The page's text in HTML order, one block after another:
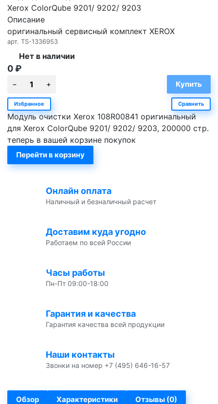
Xerox ColorQube 9201/ 9202/ 9203
Описание
оригинальный сервисный комплект XEROX
арт. TS-1336953
Нет в наличии
0₽
Избранное Сравнить
Модуль очистки Xerox 108R00841 оригинальный
для Xerox ColorQube 9201/ 9202/ 9203, 200000 стр.
теперь в вашей корзине покупок
Перейти в корзину
Онлайн оплата
Наличный и безналичный расчет
Доставим куда угодно
Работаем по всей России
Часы работы
Пн-Пт 09:00-18:00
Гарантия и качества
Гарантия качества всей продукции
Наши контакты
Звонки на номер +7 (495) 646-16-57
Обзор Характеристики Отзывы (0)